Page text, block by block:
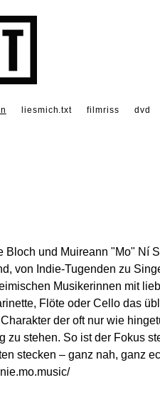
liesmich.txt filmriss dvd
Bloch und Muireann "Mo" Ní
von Indie-Tugenden zu
Musikerinnen mit
Flöte oder Cello das
der oft nur wie
zu stehen. So ist der Fokus
stecken – ganz nah, ganz
/